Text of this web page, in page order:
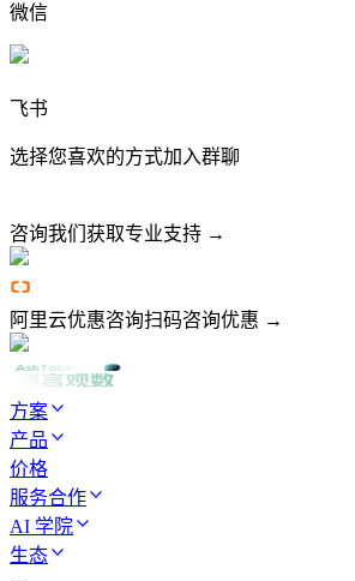
微信
飞书
选择您喜欢的方式加入群聊
咨询我们 获取专业支持 →
阿里云优惠咨询扫码咨询优惠 →
方案
产品
价格
服务合作
AI 学院
生态